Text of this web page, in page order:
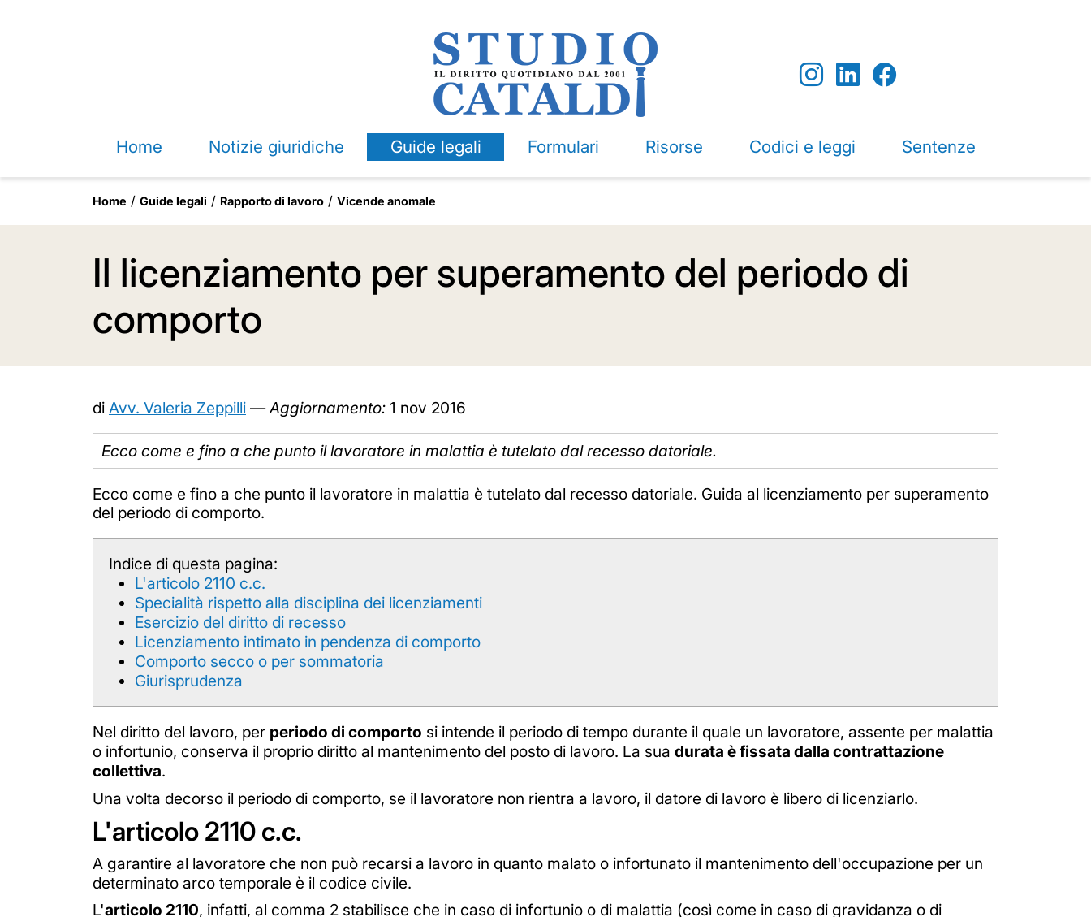
Home Notizie giuridiche Guide legali Formulari Risorse Codici e leggi Sentenze
Home Guide legali Rapporto di lavoro Vicende anomale
Il licenziamento per superamento del periodo di
comporto
di Avv. Valeria Zeppilli —Aggiornamento: 1 nov 2016
Ecco come e fino a che punto il lavoratore in malattia è tutelato dal recesso datoriale.
Ecco come e fino a che punto il lavoratore in malattia è tutelato dal recesso datoriale. Guida al licenziamento per superamento
del periodo di comporto.
Indice di questa pagina:
L'articolo 2110 c.c.
Specialità rispetto alla disciplina dei licenziamenti
Esercizio del diritto di recesso
Licenziamento intimato in pendenza di comporto
Comporto secco o per sommatoria
Giurisprudenza
Nel diritto del lavoro, per periodo di comporto si intende il periodo di tempo durante il quale un lavoratore, assente per malattia
o infortunio, conserva il proprio diritto al mantenimento del posto di lavoro. La sua durata è fissata dalla contrattazione
collettiva.
Una volta decorso il periodo di comporto, se il lavoratore non rientra a lavoro, il datore di lavoro è libero di licenziarlo.
L'articolo 2110 c.c.
A garantire al lavoratore che non può recarsi a lavoro in quanto malato o infortunato il mantenimento dell'occupazione per un
determinato arco temporale è il codice civile.
L'articolo 2110, infatti, al comma 2 stabilisce che in caso di infortunio o di malattia (così come in caso di gravidanza o di